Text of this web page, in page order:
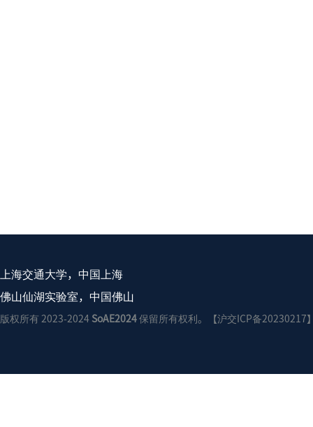
上海交通大学，中国上海
佛山仙湖实验室，中国佛山
版权所有 2023-2024 SoAE2024保留所有权利。【沪交ICP备20230217